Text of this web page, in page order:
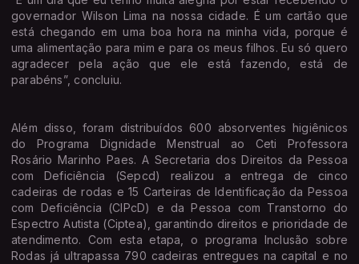
governador Wilson Lima na nossa cidade. É um cartão que
está chegando em uma boa hora na minha vida, porque é
uma alimentação para mim e para os meus filhos. Eu só quero
agradecer pela ação que ele está fazendo, está de
parabéns”, concluiu.
Além disso, foram distribuídos 600 absorventes higiênicos
do Programa Dignidade Menstrual ao Ceti Professora
Rosário Marinho Paes. A Secretaria dos Direitos da Pessoa
com Deficiência (Sepcd) realizou a entrega de cinco
cadeiras de rodas e 15 Carteiras de Identificação da Pessoa
com Deficiência (CIPcD) e da Pessoa com Transtorno do
Espectro Autista (Ciptea), garantindo direitos e prioridade de
atendimento. Com esta etapa, o programa Inclusão sobre
Rodas já ultrapassa 790 cadeiras entregues na capital e no